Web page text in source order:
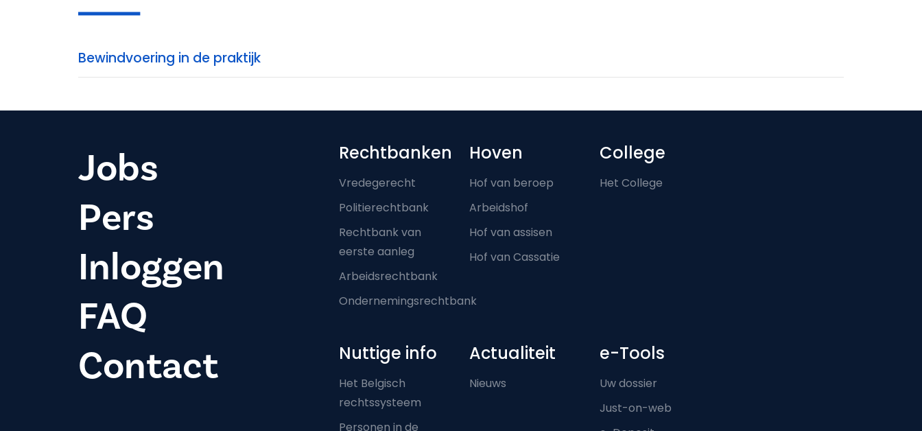
Bewindvoering in de praktijk
Jobs
Pers
Inloggen
FAQ
Contact
Footer-menu
Rechtbanken
Vredegerecht
Politierechtbank
Rechtbank van
eerste aanleg
Arbeidsrechtbank
Ondernemingsrechtbank
Hoven
Hof van beroep
Arbeidshof
Hof van assisen
Hof van Cassatie
College
Het College
Nuttige info
Het Belgisch
rechtssysteem
Personen in de
Actualiteit
Nieuws
e-Tools
Uw dossier
Just-on-web